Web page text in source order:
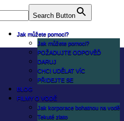
Search Button
Jak můžete pomoci?
Jak můžete pomoci?
POŽADUJTE ODPOVĚĎ
DARUJ
CHCI UDĚLAT VÍC
PŘIDEJTE SE
BLOG
FILMY O VODĚ
Jak korporace bohatnou na vodě
Tekuté zlato